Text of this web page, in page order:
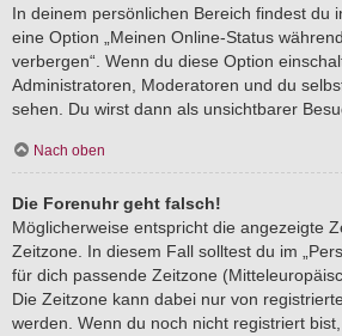
In deinem persönlichen Bereich findest du
eine Option „Meinen Online-Status
verbergen“. Wenn du diese Option
Administratoren, Moderatoren und du
sehen. Du wirst dann als unsichtbarer
Nach oben
Die Forenuhr geht falsch!
Möglicherweise entspricht die angezeigte
Zeitzone. In diesem Fall solltest du im
für dich passende Zeitzone
Die Zeitzone kann dabei nur von
werden. Wenn du noch nicht registriert